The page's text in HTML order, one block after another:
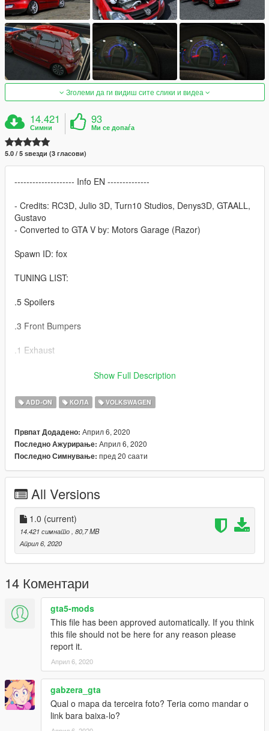
Зголеми да ги видиш сите слики и видеа
14.421
Симни
93
Ми се допаѓа
5.0 / 5 ѕвезди (3 гласови)
-------------------- Info EN --------------
- Credits: RC3D, Julio 3D, Turn10 Studios, Denys3D, GTAALL,
Gustavo
- Converted to GTA V by: Motors Garage (Razor)
Spawn ID: fox
TUNING LIST:
.5 Spoilers
.3 Front Bumpers
.1 Exhaust
.4 Custom suspension levels
-----------------------------------------------
original download link!
I ask very politely to respect the work of others.
--------------------------------------------------------------
-------------------- Info PT-BR --------------
- Créditos: RC3D, Julio 3D, Turn10 Studios, Denys3D, GTAALL,
Gustavo
- Convertido por: Motors Garage (Razor)
Spawn ID: fox
TUNING LIST:
.5 Spoilers
.3 Para-choques frontais
.1 Abafador
.4 níveis de suspensão customizados
-----------------------------------------------
Show Full Description
ADD-ON КОЛА VOLKSWAGEN
Првпат Додадено: Април 6, 2020
Последно Ажурирање: Април 6, 2020
Последно Симнување: пред 20 саати
All Versions
1.0 (current)
14.421 симнато , 80,7 MB
Април 6, 2020
14 Коментари
gta5-mods
This file has been approved automatically. If you think
this file should not be here for any reason please
report it.
Април 6, 2020
gabzera_gta
Qual o mapa da terceira foto? Teria como mandar o
link bara baixa-lo?